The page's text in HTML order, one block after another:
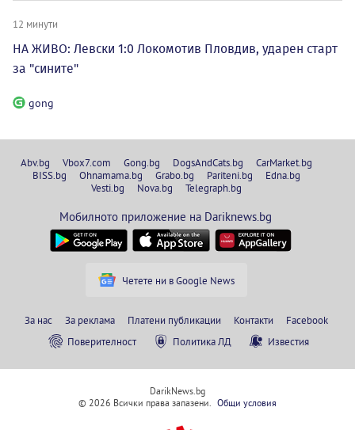
12 минути
НА ЖИВО: Левски 1:0 Локомотив Пловдив, ударен старт
за "сините"
gong
Abv.bg Vbox7.com Gong.bg DogsAndCats.bg
CarMarket.bg
BISS.bg
Ohnamama.bg Grabo.bg Pariteni.bg
Edna.bg
Vesti.bg
Nova.bg Telegraph.bg
Мобилното приложение на Dariknews.bg
Четете ни в Google News
За нас За реклама Платени публикации Контакти
Facebook
Поверителност
Политика ЛД Известия
DarikNews.bg
© 2026 Всички права запазени. Общи условия